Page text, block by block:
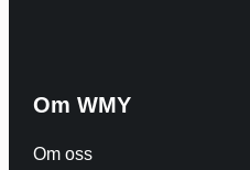
Om WMY
Om oss